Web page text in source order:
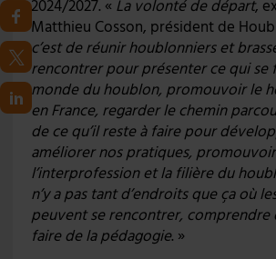
2024/2027. « La volonté de départ,
Matthieu Cosson, président de
c’est de réunir houblonniers et
rencontrer pour présenter ce qui se
monde du houblon, promouvoir le
en France, regarder le chemin
de ce qu’il reste à faire pour
améliorer nos pratiques,
l’interprofession et la filière du
n’y a pas tant d’endroits que ça où
peuvent se rencontrer, comprendre
faire de la pédagogie. »